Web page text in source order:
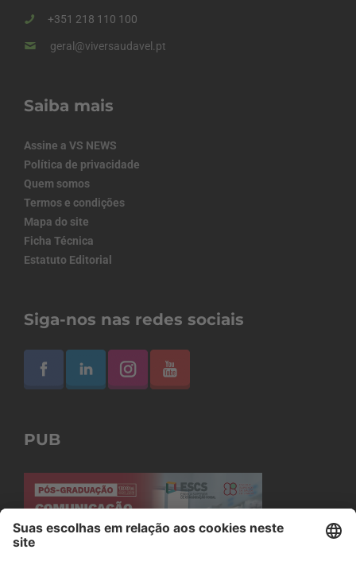
+351 218 110 100
geral@viversaudavel.pt
Saiba mais
Assine a VS NEWS
Política de privacidade
Quem somos
Termos e condições
Mapa do site
Ficha Técnica
Estatuto Editorial
Siga-nos nas redes sociais
PUB